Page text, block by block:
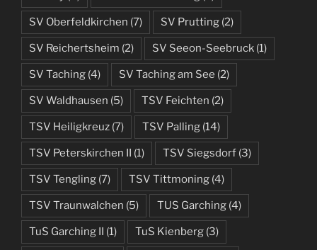
SV Oberfeldkirchen (7) SV Prutting (2)
SV Reichertsheim (2) SV Seeon-Seebruck (1)
SV Taching (4) SV Taching am See (2)
SV Waldhausen (5) TSV Feichten (2)
TSV Heiligkreuz (7) TSV Palling (14)
TSV Peterskirchen II (1) TSV Siegsdorf (3)
TSV Tengling (7) TSV Tittmoning (4)
TSV Traunwalchen (5) TUS Garching (4)
TuS Garching II (1) TuS Kienberg (3)